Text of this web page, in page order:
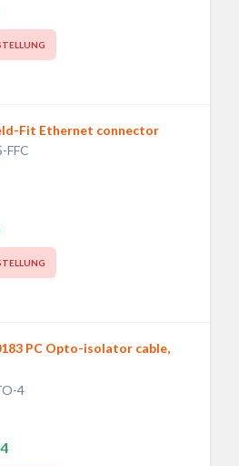
Fit Ethernet connector
FFC
PC Opto-isolator cable,
4